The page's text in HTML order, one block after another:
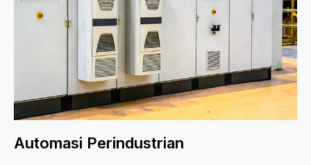
Automasi Perindustrian